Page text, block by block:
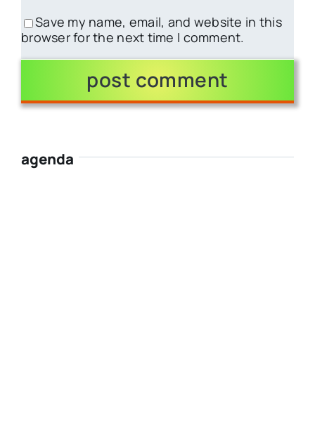
Save my name, email, and website in this
browser for the next time I comment.
agenda